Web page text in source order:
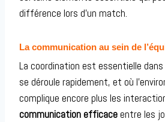
différence lors d’un match.
La communication au sein de
La coordination est essentielle
se déroule rapidement, et où
complique encore plus les
communication efficaceentre les